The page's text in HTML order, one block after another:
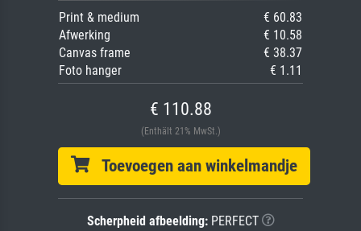
Print & medium
€ 60.83
Afwerking
€ 10.58
Canvas frame
€ 38.37
Foto hanger
€ 1.11
€ 110.88
(Enthält 21% MwSt.)
Toevoegen aan winkelmandje
Scherpheid afbeelding:PERFECT